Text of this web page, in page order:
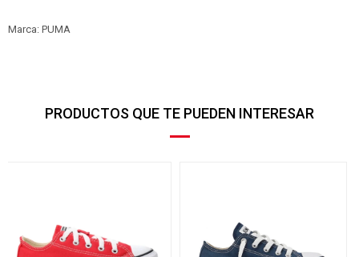
Marca: PUMA
PRODUCTOS QUE TE PUEDEN INTERESAR